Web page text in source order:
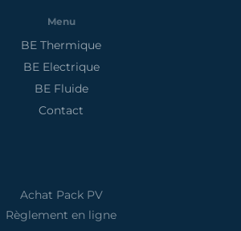
Menu
BE Thermique
BE Electrique
BE Fluide
Contact
Achat Pack PV
Règlement en ligne